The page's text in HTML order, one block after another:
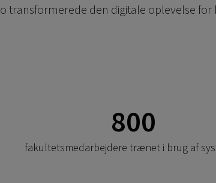
transformerede den digitale oplevelse for
800
fakultetsmedarbejdere trænet i brug af